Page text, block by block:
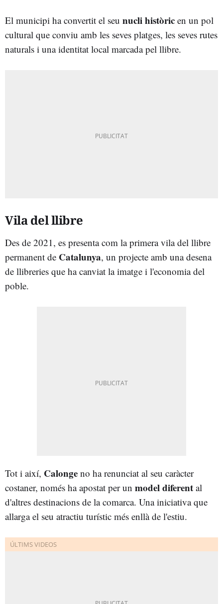
El municipi ha convertit el seu nucli històric en un pol
cultural que conviu amb les seves platges, les seves rutes
naturals i una identitat local marcada pel llibre.
Vila del llibre
Des de 2021, es presenta com la primera vila del llibre
permanent de Catalunya, un projecte amb una desena
de llibreries que ha canviat la imatge i l'economia del
poble.
Tot i així, Calonge no ha renunciat al seu caràcter
costaner, només ha apostat per un model diferent al
d'altres destinacions de la comarca. Una iniciativa que
allarga el seu atractiu turístic més enllà de l'estiu.